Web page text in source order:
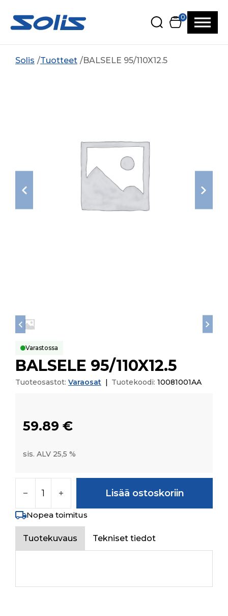
0
Solis Tuotteet BALSELE 95/110X12.5
Varastossa
BALSELE 95/110X12.5
Tuoteosastot: Varaosat Tuotekoodi: 10081001AA
59.89 €
sis. ALV 25,5 %
Lisää ostoskoriin
Nopea toimitus
Tuotekuvaus Tekniset tiedot